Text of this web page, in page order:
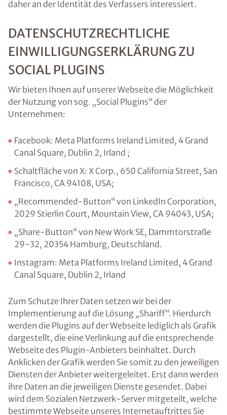
daher an der Identität des Verfassers interessiert.
DATENSCHUTZRECHTLICHE
EINWILLIGUNGSERKLÄRUNG ZU
SOCIAL PLUGINS
Wir bieten Ihnen auf unserer Webseite die Möglichkeit
der Nutzung von sog. „Social Plugins“ der
Unternehmen:
Facebook: Meta Platforms Ireland Limited, 4 Grand
Canal Square, Dublin 2, Irland ;
Schaltfläche von X: X Corp., 650 California Street, San
Francisco, CA 94108, USA;
„Recommended-Button“ von LinkedIn Corporation,
2029 Stierlin Court, Mountain View, CA 94043, USA;
„Share-Button“ von New Work SE, Dammtorstraße
29-32, 20354 Hamburg, Deutschland.
Instagram: Meta Platforms Ireland Limited, 4 Grand
Canal Square, Dublin 2, Irland
Zum Schutze Ihrer Daten setzen wir bei der
Implementierung auf die Lösung „Shariff“. Hierdurch
werden die Plugins auf der Webseite lediglich als Grafik
dargestellt, die eine Verlinkung auf die entsprechende
Webseite des Plugin-Anbieters beinhaltet. Durch
Anklicken der Grafik werden Sie somit zu den jeweiligen
Diensten der Anbieter weitergeleitet. Erst dann werden
ihre Daten an die jeweiligen Dienste gesendet. Dabei
wird dem Sozialen Netzwerk-Server mitgeteilt, welche
bestimmte Webseite unseres Internetauftrittes Sie